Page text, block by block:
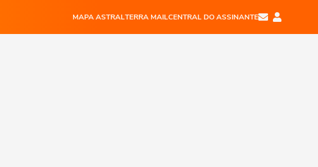
MAPA ASTRALTERRA MAILCENTRAL DO ASSINANTE